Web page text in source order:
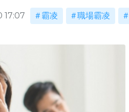
17:07 霸凌 職場霸凌